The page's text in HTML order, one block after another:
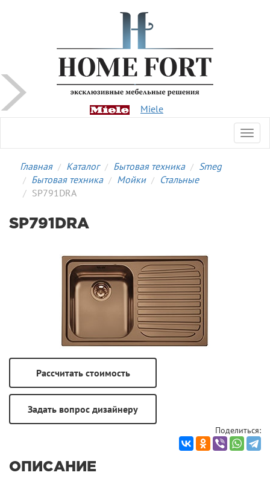
Miele
Главная Каталог Бытовая техника
Smeg
Бытовая техника
Мойки
Стальные
SP791DRA
SP791DRA
Поделиться:
ОПИСАНИЕ